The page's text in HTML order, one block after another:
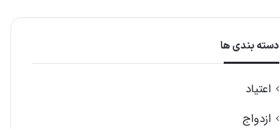
ج
ب
دسته بندی ها
اعتیاد
ازدواج